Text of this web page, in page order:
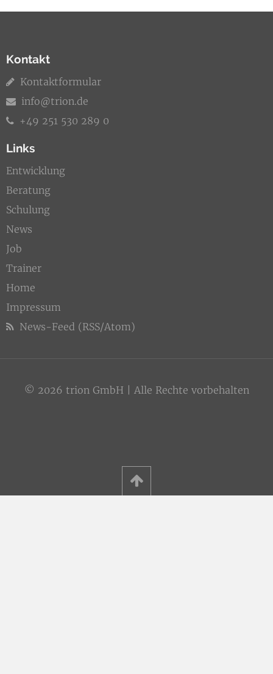
Kontakt
Kontaktformular
info@trion.de
+49 251 530 289 0
Links
Entwicklung
Beratung
Schulung
News
Job
Trainer
Home
Impressum
News-Feed (RSS/Atom)
© 2026 trion GmbH | Alle Rechte vorbehalten